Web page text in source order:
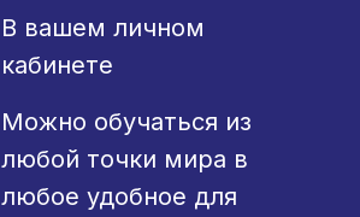
В вашем личном
кабинете
Можно обучаться из
любой точки мира в
любое удобное для